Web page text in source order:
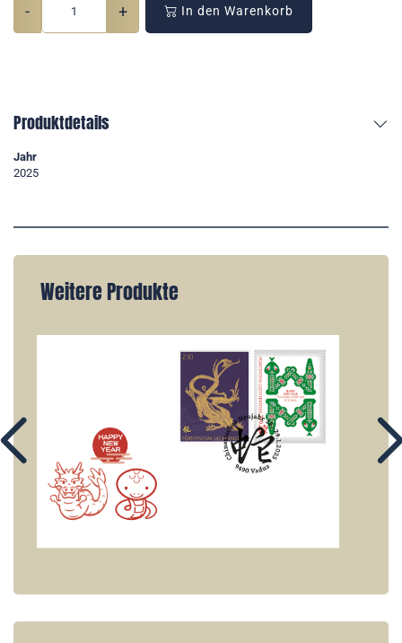
- + In den Warenkorb
Produktdetails
Jahr
2025
Weitere Produkte